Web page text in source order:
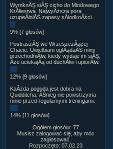
WymknĂŞ siĂŞ cicho do Miodowego
KrĂłlestwa. NajwyÂższa pora
uzupeÂłniĂŚ zapasy sÂłodkoÂści.
9% [7 głosów]
PostraszĂŞ we WrzeszczÂącej
Chacie. Uwielbiam oglÂądaĂŚ miny
przechodniĂłw, kiedy wydaje im siĂŞ,
Âże uciekajÂą od duchĂłw i upiorĂłw.
12% [9 głosów]
KaÂżda pogoda jest dobra na
Quidditcha. ÂŚnieg nie powstrzyma
mnie przed regularnymi treningami.
14% [11 głosów]
Ogółem głosów: 77
Musisz zalogować się, aby móc
zagłosować.
Rozpoczęto: 07.02.23